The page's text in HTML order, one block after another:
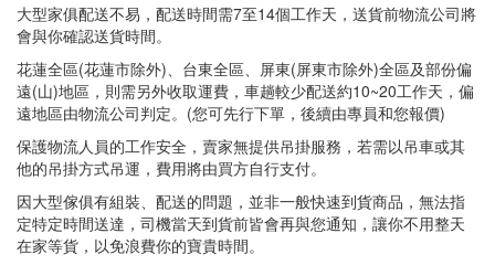
大型家俱配送不易，配送時間需7至14個工作天，送貨前物流公司將
會與你確認送貨時間。
花蓮全區(花蓮市除外)、台東全區、屏東(屏東市除外)全區及部份偏
遠(山)地區，則需另外收取運費，車趟較少配送約10~20工作天，偏
遠地區由物流公司判定。(您可先行下單，後續由專員和您報價)
保護物流人員的工作安全，賣家無提供吊掛服務，若需以吊車或其
他的吊掛方式吊運，費用將由買方自行支付。
因大型傢俱有組裝、配送的問題，並非一般快速到貨商品，無法指
定特定時間送達，司機當天到貨前皆會再與您通知，讓你不用整天
在家等貨，以免浪費你的寶貴時間。